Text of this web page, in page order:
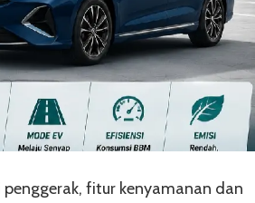
fitur kenyamanan dan